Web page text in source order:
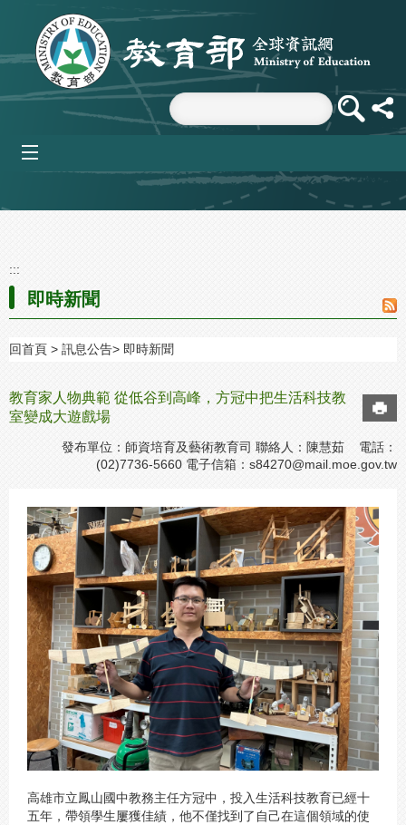
跳到主要內容區塊
:::
即時新聞
回首頁 訊息公告 即時新聞
教育家人物典範 從低谷到高峰，方冠中把生活科技教
室變成大遊戲場
發布單位：師資培育及藝術教育司 聯絡人：陳慧茹 電話：
(02)7736-5660 電子信箱： s84270@mail.moe.gov.tw
高雄市立鳳山國中教務主任方冠中，投入生活科技教育已經十
五年，帶領學生屢獲佳績，他不僅找到了自己在這個領域的使